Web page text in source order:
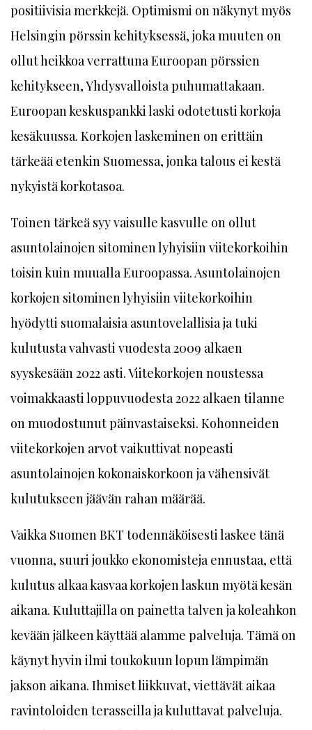
positiivisia merkkejä. Optimismi on näkynyt myös
Helsingin pörssin kehityksessä, joka muuten on
ollut heikkoa verrattuna Euroopan pörssien
kehitykseen, Yhdysvalloista puhumattakaan.
Euroopan keskuspankki laski odotetusti korkoja
kesäkuussa. Korkojen laskeminen on erittäin
tärkeää etenkin Suomessa, jonka talous ei kestä
nykyistä korkotasoa.
Toinen tärkeä syy vaisulle kasvulle on ollut
asuntolainojen sitominen lyhyisiin viitekorkoihin
toisin kuin muualla Euroopassa. Asuntolainojen
korkojen sitominen lyhyisiin viitekorkoihin
hyödytti suomalaisia asuntovelallisia ja tuki
kulutusta vahvasti vuodesta 2009 alkaen
syyskesään 2022 asti. Viitekorkojen noustessa
voimakkaasti loppuvuodesta 2022 alkaen tilanne
on muodostunut päinvastaiseksi. Kohonneiden
viitekorkojen arvot vaikuttivat nopeasti
asuntolainojen kokonaiskorkoon ja vähensivät
kulutukseen jäävän rahan määrää.
Vaikka Suomen BKT todennäköisesti laskee tänä
vuonna, suuri joukko ekonomisteja ennustaa, että
kulutus alkaa kasvaa korkojen laskun myötä kesän
aikana. Kuluttajilla on painetta talven ja koleahkon
kevään jälkeen käyttää alamme palveluja. Tämä on
käynyt hyvin ilmi toukokuun lopun lämpimän
jakson aikana. Ihmiset liikkuvat, viettävät aikaa
ravintoloiden terasseilla ja kuluttavat palveluja.